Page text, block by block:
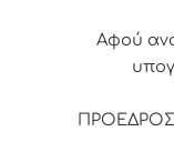
Αφού